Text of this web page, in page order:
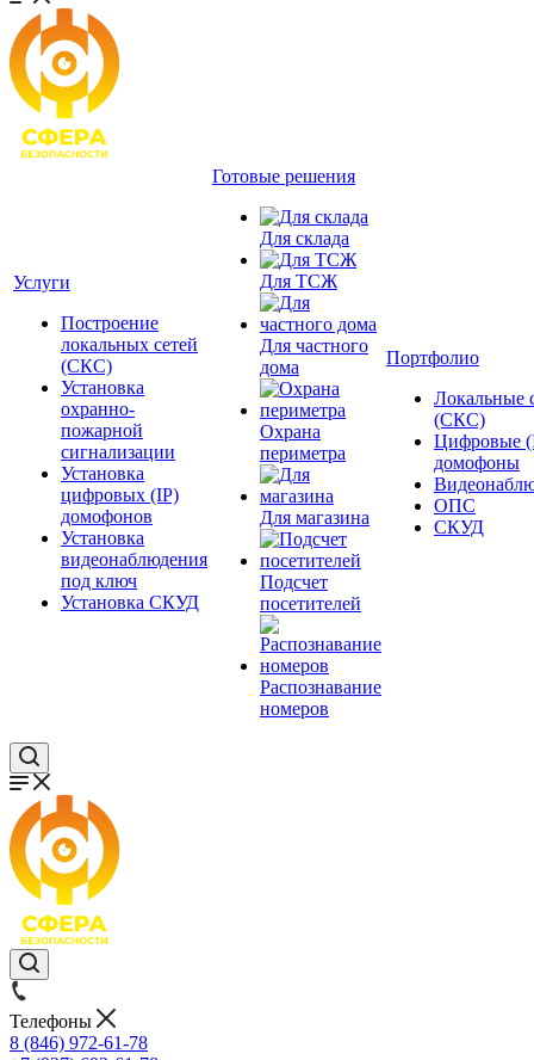
Услуги
Построение
локальных сетей
(СКС)
Установка
охранно-
пожарной
сигнализации
Установка
цифровых (IP)
домофонов
Установка
видеонаблюдения
под ключ
Установка СКУД
Готовые решения
Для склада
Для ТСЖ
Для частного
дома
Охрана
периметра
Для магазина
Подсчет
посетителей
Распознавание
номеров
Портфолио
Локальные
(СКС)
Цифровые
домофоны
ОПС
СКУД
Телефоны
8 (846) 972-61-78